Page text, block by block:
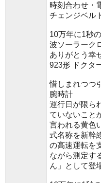
時刻合わせ・
チェンジベル
10万年に1秒
波ソーラーク
ありがとう幸
923形 ドクタ
惜しまれつつ
腕時計
運行日が限ら
ていないこと
言われる黄色
式名称を新幹
の高速運転を
ながら測定す
ん」として登